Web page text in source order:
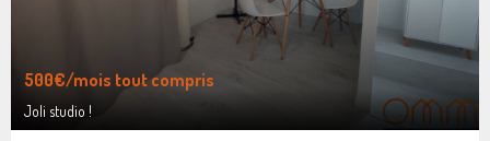
500€/mois tout compris
Joli studio !